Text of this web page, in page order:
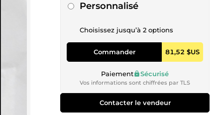
Personnalisé
Choisissez jusqu’à 2 options
Commander 81,52 $US
Paiement Sécurisé
Vos informations sont chiffrées par TLS
Contacter le vendeur